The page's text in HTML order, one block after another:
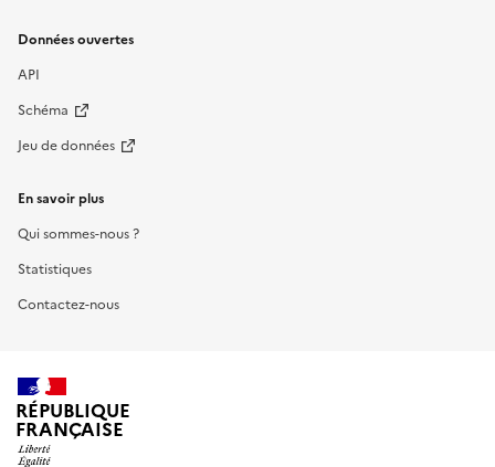
Données ouvertes
API
Schéma
Jeu de données
En savoir plus
Qui sommes-nous ?
Statistiques
Contactez-nous
RÉPUBLIQUE
FRANÇAISE